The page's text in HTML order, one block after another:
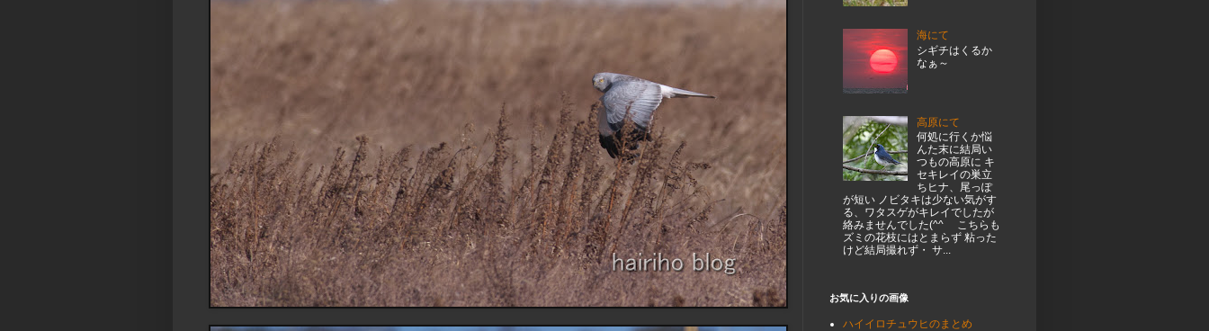
海にて
シギチはくるか
なぁ～
高原にて
何処に行くか悩
んた末に結局い
つもの高原に キ
セキレイの巣立
ちヒナ、尾っぽ
が短い ノビタキは少ない気がす
る、ワタスゲがキレイでしたが
絡みませんでした(^^ゞ こちらも
ズミの花枝にはとまらず 粘った
けど結局撮れず・ サ...
お気に入りの画像
ハイイロチュウヒのまとめ